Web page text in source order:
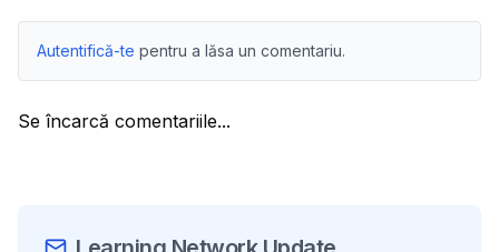
Autentifică-te pentru a lăsa un comentariu.
Se încarcă comentariile...